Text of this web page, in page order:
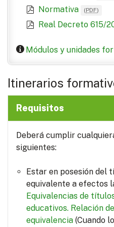
Normativa (PDF)
Real Decreto 615/
Módulos y unidades
Itinerarios
Requisitos
Deberá cumplir
siguientes:
Estar en posesión del
equivalente a efectos
Equivalencias de
educativos. Relación
equivalencia (Cuando